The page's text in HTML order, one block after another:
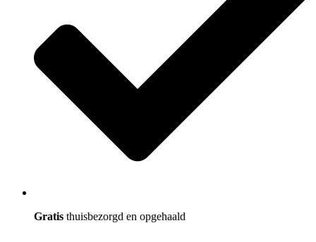
Gratis thuisbezorgd en opgehaald